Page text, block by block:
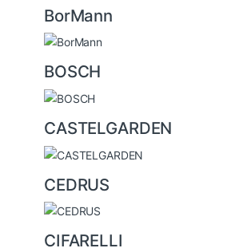
BorMann
BOSCH
CASTELGARDEN
CEDRUS
CIFARELLI